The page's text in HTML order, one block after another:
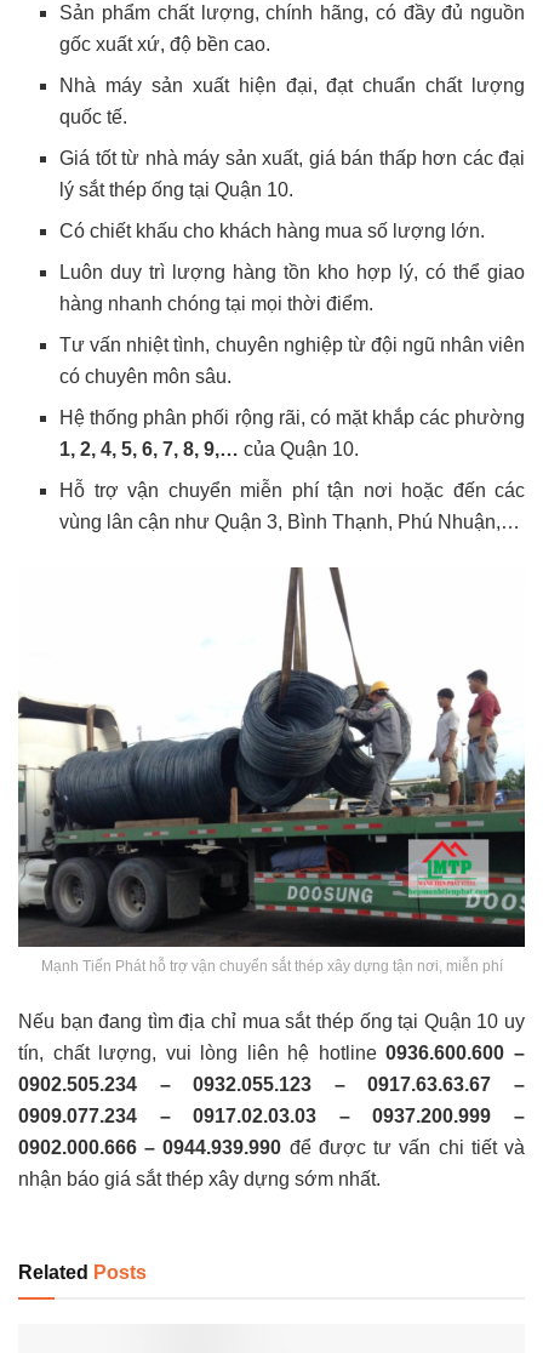
Sản phẩm chất lượng, chính hãng, có đầy đủ nguồn
gốc xuất xứ, độ bền cao.
Nhà máy sản xuất hiện đại, đạt chuẩn chất lượng
quốc tế.
Giá tốt từ nhà máy sản xuất, giá bán thấp hơn các đại
lý sắt thép ống tại Quận 10.
Có chiết khấu cho khách hàng mua số lượng lớn.
Luôn duy trì lượng hàng tồn kho hợp lý, có thể giao
hàng nhanh chóng tại mọi thời điểm.
Tư vấn nhiệt tình, chuyên nghiệp từ đội ngũ nhân viên
có chuyên môn sâu.
Hệ thống phân phối rộng rãi, có mặt khắp các phường
1, 2, 4, 5, 6, 7, 8, 9,… của Quận 10.
Hỗ trợ vận chuyển miễn phí tận nơi hoặc đến các
vùng lân cận như Quận 3, Bình Thạnh, Phú Nhuận,…
Mạnh Tiến Phát hỗ trợ vận chuyển sắt thép xây dựng tận nơi, miễn phí
Nếu bạn đang tìm địa chỉ mua sắt thép ống tại Quận 10 uy
tín, chất lượng, vui lòng liên hệ hotline0936.600.600 –
0902.505.234 – 0932.055.123 – 0917.63.63.67 –
0909.077.234 – 0917.02.03.03 – 0937.200.999 –
0902.000.666 – 0944.939.990 để được tư vấn chi tiết và
nhận báo giá sắt thép xây dựng sớm nhất.
Related Posts